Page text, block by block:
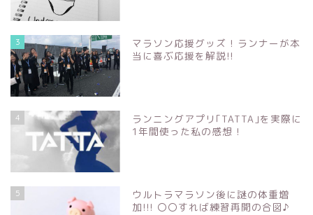
3
マラソン応援グッズ ! ランナーが本
当に喜ぶ応援を解説!!
4
ランニングアプリ｢TATTA｣を実際に
1年間使った私の感想 !
5
ウルトラマラソン後に謎の体重増
加!!! 〇〇すれば練習再開の合図♪